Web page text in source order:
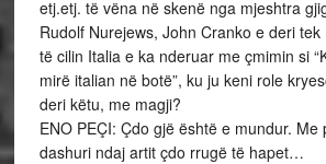
etj.etj. të vëna në skenë nga mjeshtra
Rudolf Nurejews, John Cranko e deri
të cilin Italia e ka nderuar me çmimin si
mirë italian në botë”, ku ju keni role
deri këtu, me magji?
ENO PEÇI: Çdo gjë është e mundur. Me
dashuri ndaj artit çdo rrugë të hapet…